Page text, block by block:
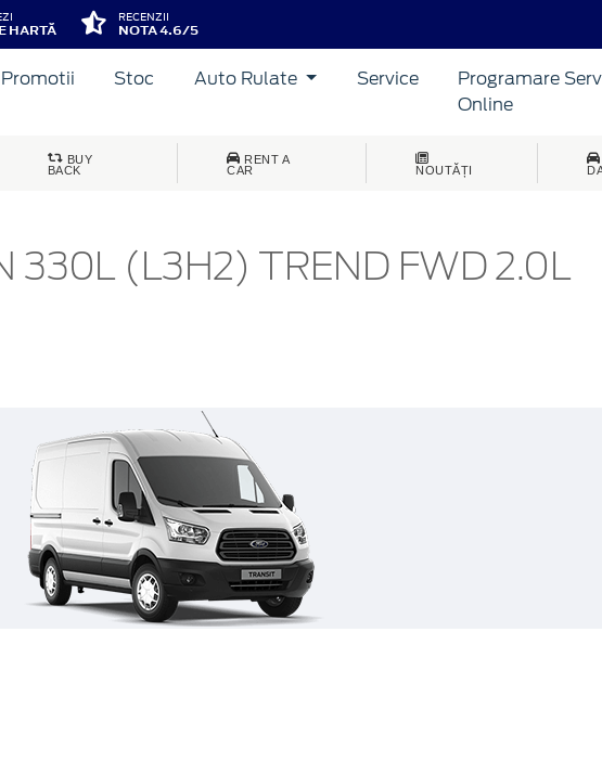
HARTĂ
RECENZII
NOTA 4.6/5
Promotii Stoc Auto Rulate Service
Programare
Online
BUY
BACK
RENT A
CAR
NOUTĂȚI
330L (L3H2) TREND FWD 2.0L